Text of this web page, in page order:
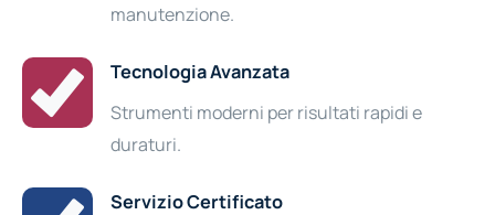
manutenzione.
Tecnologia Avanzata
Strumenti moderni per risultati rapidi e
duraturi.
Servizio Certificato